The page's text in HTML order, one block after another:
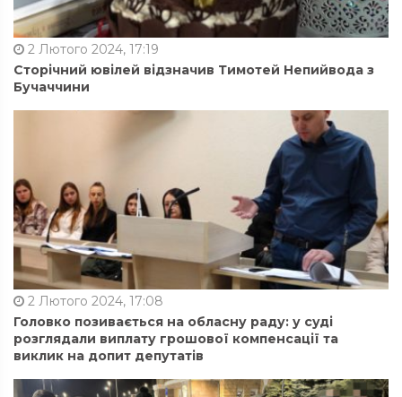
2 Лютого 2024, 17:19
Сторічний ювілей відзначив Тимотей Непийвода з
Бучаччини
2 Лютого 2024, 17:08
Головко позивається на обласну раду: у суді
розглядали виплату грошової компенсації та
виклик на допит депутатів